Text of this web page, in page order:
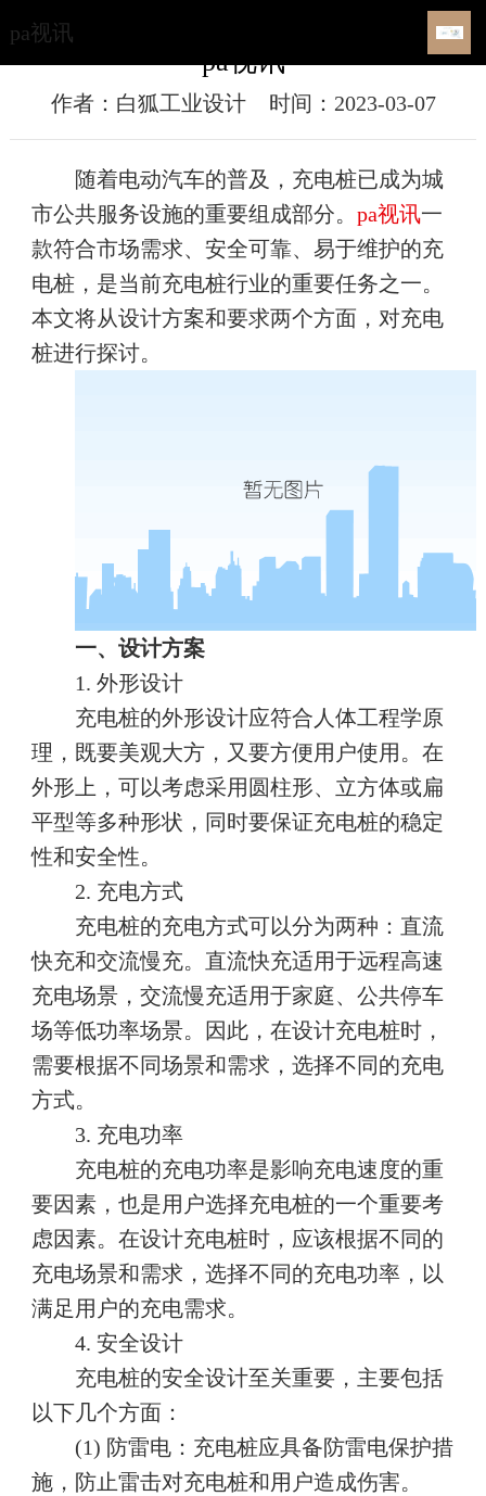
pa视讯
​充电桩设计方案和要求（百科知识）-
pa视讯
作者：白狐工业设计 时间：2023-03-07
随着电动汽车的普及，充电桩已成为城
市公共服务设施的重要组成部分。 pa视讯一
款符合市场需求、安全可靠、易于维护的充
电桩，是当前充电桩行业的重要任务之一。
本文将从设计方案和要求两个方面，对充电
桩进行探讨。
一、设计方案
1. 外形设计
充电桩的外形设计应符合人体工程学原
理，既要美观大方，又要方便用户使用。在
外形上，可以考虑采用圆柱形、立方体或扁
平型等多种形状，同时要保证充电桩的稳定
性和安全性。
2. 充电方式
充电桩的充电方式可以分为两种：直流
快充和交流慢充。直流快充适用于远程高速
充电场景，交流慢充适用于家庭、公共停车
场等低功率场景。因此，在设计充电桩时，
需要根据不同场景和需求，选择不同的充电
方式。
3. 充电功率
充电桩的充电功率是影响充电速度的重
要因素，也是用户选择充电桩的一个重要考
虑因素。在设计充电桩时，应该根据不同的
充电场景和需求，选择不同的充电功率，以
满足用户的充电需求。
4. 安全设计
充电桩的安全设计至关重要，主要包括
以下几个方面：
(1) 防雷电：充电桩应具备防雷电保护措
施，防止雷击对充电桩和用户造成伤害。